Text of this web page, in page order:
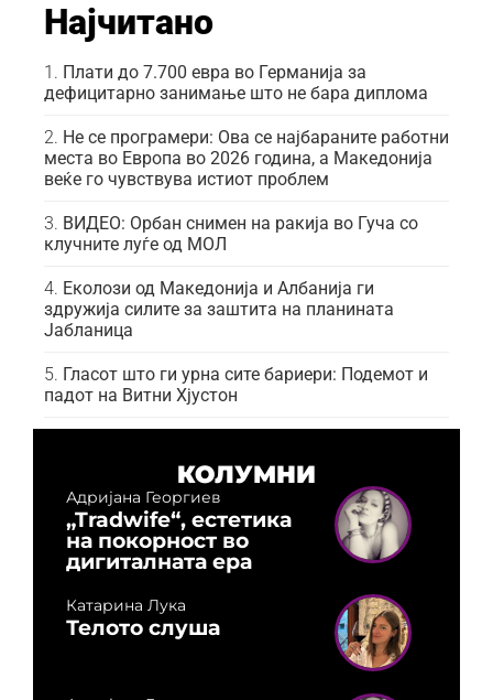
Најчитано
Плати до 7.700 евра во Германија за
дефицитарно занимање што не бара диплома
Не се програмери: Ова се најбараните работни
места во Европа во 2026 година, а Македонија
веќе го чувствува истиот проблем
ВИДЕО: Орбан снимен на ракија во Гуча со
клучните луѓе од МОЛ
Еколози од Македонија и Албанија ги
здружија силите за заштита на планината
Јабланица
Гласот што ги урна сите бариери: Подемот и
падот на Витни Хјустон
КОЛУМНИ
Адријана Георгиев
„Tradwife“, естетика
на покорност во
дигиталната ера
Катарина Лука
Телото слуша